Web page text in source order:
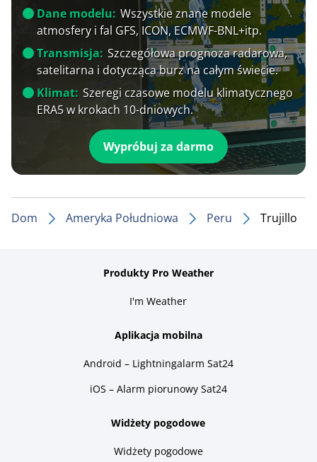
Dane modelu: Wszystkie znane modele
atmosfery i fal GFS, ICON, ECMWF-BNL+itp.
Transmisja: Szczegółowa prognoza radarowa,
satelitarna i dotycząca burz na całym świecie.
Klimat: Szeregi czasowe modelu klimatycznego
ERA5 w krokach 10-dniowych.
Wypróbuj za darmo
Dom Ameryka Południowa Peru Trujillo
Produkty Pro Weather
I'm Weather
Aplikacja mobilna
Android – Lightningalarm Sat24
iOS – Alarm piorunowy Sat24
Widżety pogodowe
Widżety pogodowe